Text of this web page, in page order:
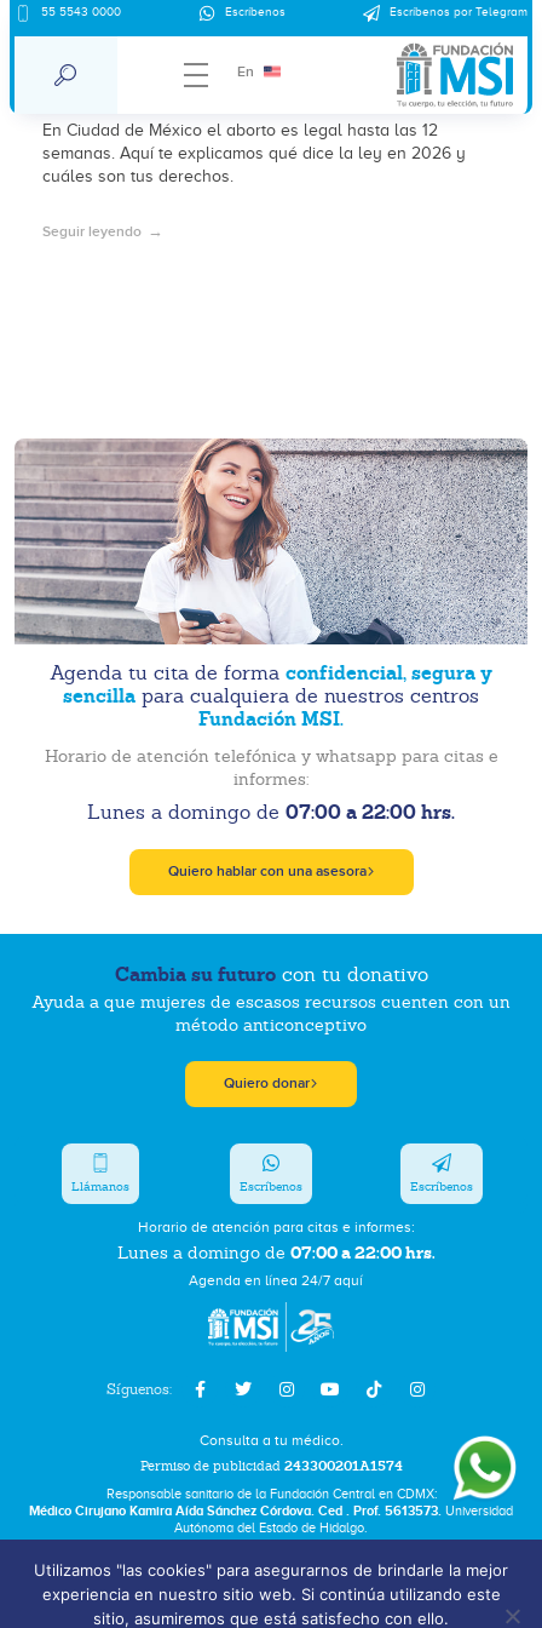
55 5543 0000 Escríbenos Escríbenos por Telegram
En
¿Es legal abortar en la Ciudad de México
en 2026? Marco legal y derechos
vigentes
En Ciudad de México el aborto es legal hasta las 12
semanas. Aquí te explicamos qué dice la ley en 2026 y
cuáles son tus derechos.
Seguir leyendo
Agenda tu cita de forma confidencial, segura y
sencilla para cualquiera de nuestros centros
Fundación MSI.
Horario de atención telefónica y whatsapp para citas e
informes:
Lunes a domingo de 07:00 a 22:00 hrs.
Quiero hablar con una asesora
Cambia su futurocon tu donativo
Ayuda a que mujeres de escasos recursos cuenten con un
método anticonceptivo
Quiero donar
Síguenos:
Horario de atención para citas e informes:
Lunes a domingo de 07:00 a 22:00 hrs.
Agenda en línea 24/7 aquí
Llámanos Escríbenos Escríbenos
Consulta a tu médico.
Permiso de publicidad 243300201A1574
Responsable sanitario de la Fundación Central en CDMX:
Médico Cirujano Kamira Aída Sánchez Córdova. Ced . Prof. 5613573. Universidad
Autónoma del Estado de Hidalgo.
Términos y Condiciones
Bolsa de Trabajo
Utilizamos "las cookies" para asegurarnos de brindarle la mejor
experiencia en nuestro sitio web. Si continúa utilizando este
sitio, asumiremos que está satisfecho con ello.